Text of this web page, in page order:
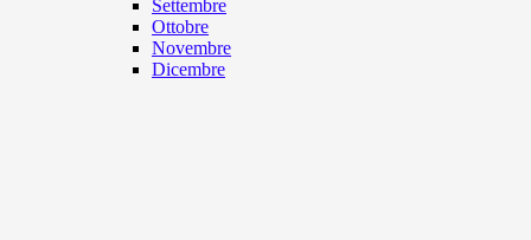
Settembre
Ottobre
Novembre
Dicembre